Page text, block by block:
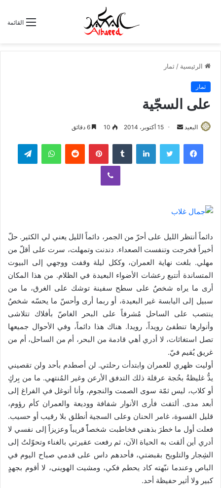
القائمة
الرئيسية / ثمار
ثمار
على السجّية
البعيد
س
ل
د
إ
ن
ي
ا
15 أكتوبر، 2014 10
لينكدإن بينتيريست واتساب
ڤايبر
دائماً أنتظر الليل على أحرّ من الجمر، دائماً الليل يعني لي الكثير. حلّ
أخيراً فخرجت وتنفست الصعداء. دندنت وتمهلت، سرت على أقلّ من
مهلي. بلغت نهاية العمران، وككل ليلة وقفت ووجهي إلى البيوت
المتساندة أتتبع رعشات الأضواء البعيدة في الظلام. من هذا المكان
أرى ما يراه شخصٌ على سطح سفينة توشك على الغرق، ما من
سبيل إلى اليابسة غير البعيدة، أو ربما أرى وأحسّ ما يحسّه شخصٌ
ينتصب على الساحل مُشرفاً على البحر الغاصّ بأفلاك تتلاشى
وأنوارها تنطفئ رويداً، رويدا. هناك هذا دائماً، وفي الأحوال جميعها
تصل استغاثات، لا أدري أهي قادمة من البحر، أم من الساحل، أم من
غريق يُقيم فيّ.
أوليت ظهري للعمران وابتدأت رحلتي. لن أصطدم بأحد ولن تقصيني
يدُّ غليظةُ بحُجة عرقلة ذلك التدفق الأرعن وغير المُنتهي. ما من بِركٍ
أو كلاب، ليس ثمّة سوى الصمت والنجوم، وأنا أتوغل في الفراغ إلى
أبعد مدى. ألتفت فأرى الأنوار شفافة ووديعة والعمران كأم رؤوم،
قليل القسوة، غامر الحنان وعلى السجية أنطلق بلا رقيب أو حسيب.
فعلت أول ما خطرَ بذهني فخاطبت شخصاًً قريباً وعزيزاً إلى نفسي لا
أدري أين ألقت به الحياة الآن، ثم رفعت عقيرتي بالغناء وتحوّلتُ إلى
الشِجار والتلويح بقبضتي، فأحدهم داس على قدمي صباح اليوم في
الباص وعندما نبّهته كاد يحطم فكي، ومشيت الهوينى، لا أقوم بجهدٍ
كبير ولا أثير حفيظة أحد.